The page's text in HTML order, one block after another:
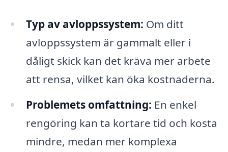
Typ av avloppssystem: Om ditt
avloppssystem är gammalt eller i
dåligt skick kan det kräva mer arbete
att rensa, vilket kan öka kostnaderna.
Problemets omfattning: En enkel
rengöring kan ta kortare tid och kosta
mindre, medan mer komplexa